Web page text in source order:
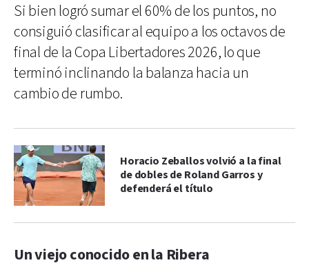
Si bien logró sumar el 60% de los puntos, no
consiguió clasificar al equipo a los octavos de
final de la Copa Libertadores 2026, lo que
terminó inclinando la balanza hacia un
cambio de rumbo.
Horacio Zeballos volvió a la final
de dobles de Roland Garros y
defenderá el título
Un viejo conocido en la Ribera